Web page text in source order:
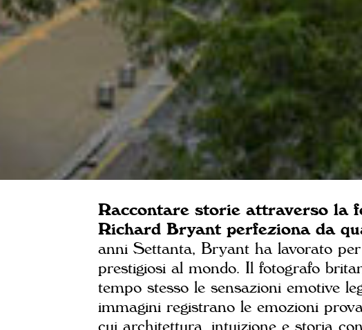
Raccontare storie attraverso la
Richard Bryant perfeziona da
anni Settanta, Bryant ha lavorato
prestigiosi al mondo. Il fotografo
tempo stesso le sensazioni emotive
immagini registrano le emozioni
cui architettura, intuizione e storia